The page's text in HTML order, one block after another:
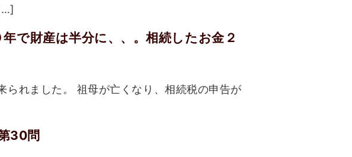
で財産は半分に、、。相続したお金２
れました。 祖母が亡くなり、相続税の申告が
30問